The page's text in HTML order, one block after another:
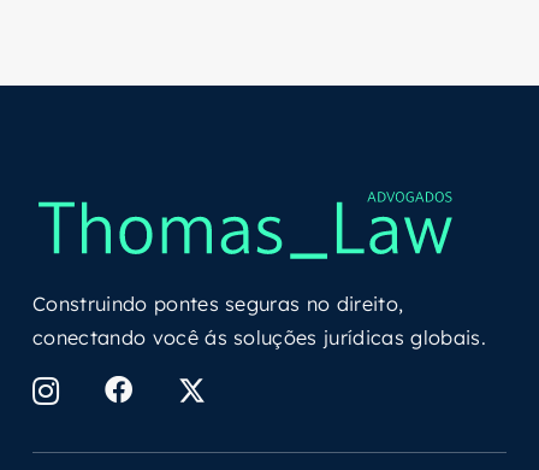
Construindo pontes seguras no direito,
conectando você ás soluções jurídicas globais.